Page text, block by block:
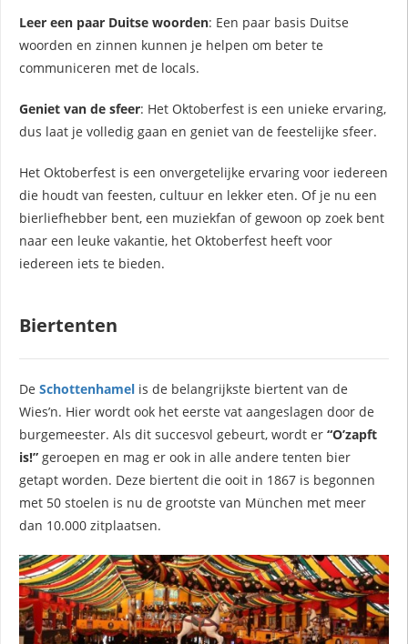
Leer een paar Duitse woorden: Een paar basis Duitse
woorden en zinnen kunnen je helpen om beter te
communiceren met de locals.
Geniet van de sfeer: Het Oktoberfest is een unieke ervaring,
dus laat je volledig gaan en geniet van de feestelijke sfeer.
Het Oktoberfest is een onvergetelijke ervaring voor iedereen
die houdt van feesten, cultuur en lekker eten. Of je nu een
bierliefhebber bent, een muziekfan of gewoon op zoek bent
naar een leuke vakantie, het Oktoberfest heeft voor
iedereen iets te bieden.
Biertenten
De Schottenhamel is de belangrijkste biertent van de
Wies’n. Hier wordt ook het eerste vat aangeslagen door de
burgemeester. Als dit succesvol gebeurt, wordt er “O’zapft
is!” geroepen en mag er ook in alle andere tenten bier
getapt worden. Deze biertent die ooit in 1867 is begonnen
met 50 stoelen is nu de grootste van München met meer
dan 10.000 zitplaatsen.